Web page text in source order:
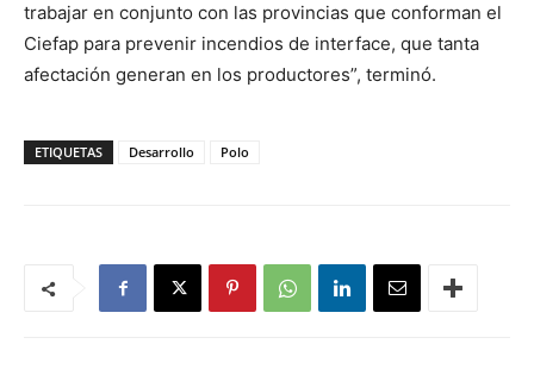
trabajar en conjunto con las provincias que conforman el
Ciefap para prevenir incendios de interface, que tanta
afectación generan en los productores”, terminó.
ETIQUETAS Desarrollo Polo